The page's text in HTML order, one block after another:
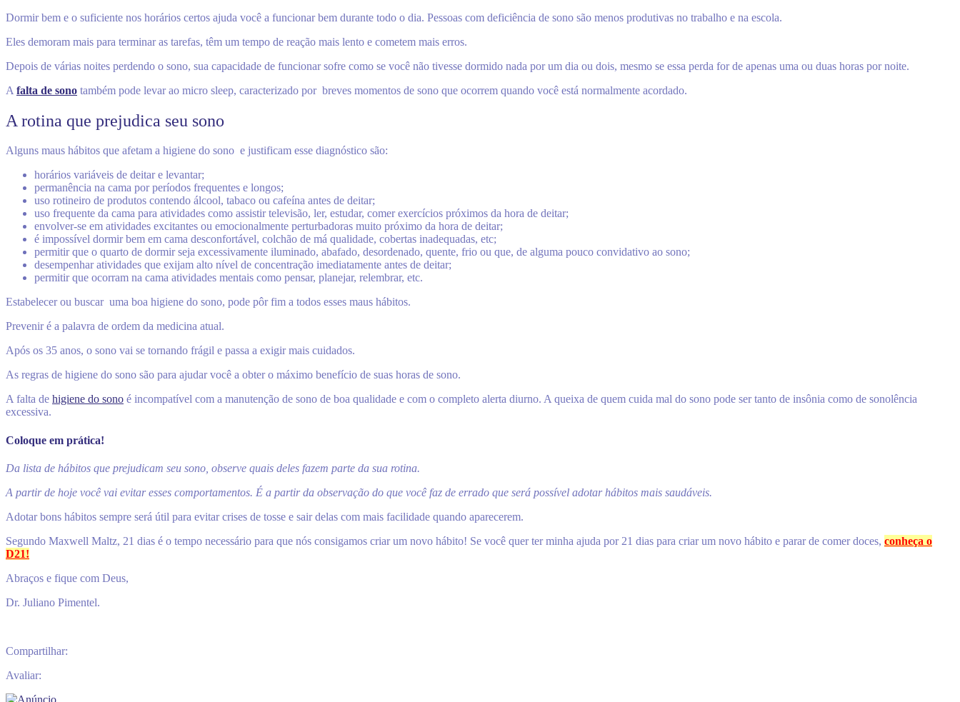
Dormir bem e o suficiente nos horários certos ajuda você a funcionar bem durante todo o dia. Pessoas com deficiência de sono são menos produtivas no trabalho e na escola.
Eles demoram mais para terminar as tarefas, têm um tempo de reação mais lento e cometem mais erros.
Depois de várias noites perdendo o sono, sua capacidade de funcionar sofre como se você não tivesse dormido nada por um dia ou dois, mesmo se essa perda for de apenas uma ou duas horas por noite.
A falta de sono também pode levar ao micro sleep, caracterizado por breves momentos de sono que ocorrem quando você está normalmente acordado.
A rotina que prejudica seu sono
Alguns maus hábitos que afetam a higiene do sono e justificam esse diagnóstico são:
horários variáveis de deitar e levantar;
permanência na cama por períodos frequentes e longos;
uso rotineiro de produtos contendo álcool, tabaco ou cafeína antes de deitar;
uso frequente da cama para atividades como assistir televisão, ler, estudar, comer exercícios próximos da hora de deitar;
envolver-se em atividades excitantes ou emocionalmente perturbadoras muito próximo da hora de deitar;
é impossível dormir bem em cama desconfortável, colchão de má qualidade, cobertas inadequadas, etc;
permitir que o quarto de dormir seja excessivamente iluminado, abafado, desordenado, quente, frio ou que, de alguma pouco convidativo ao sono;
desempenhar atividades que exijam alto nível de concentração imediatamente antes de deitar;
permitir que ocorram na cama atividades mentais como pensar, planejar, relembrar, etc.
Estabelecer ou buscar uma boa higiene do sono, pode pôr fim a todos esses maus hábitos.
Prevenir é a palavra de ordem da medicina atual.
Após os 35 anos, o sono vai se tornando frágil e passa a exigir mais cuidados.
As regras de higiene do sono são para ajudar você a obter o máximo benefício de suas horas de sono.
A falta de higiene do sono é incompatível com a manutenção de sono de boa qualidade e com o completo alerta diurno. A queixa de quem cuida mal do sono pode ser tanto de insônia como de sonolência
excessiva.
Coloque em prática!
Da lista de hábitos que prejudicam seu sono, observe quais deles fazem parte da sua rotina.
A partir de hoje você vai evitar esses comportamentos. É a partir da observação do que você faz de errado que será possível adotar hábitos mais saudáveis.
Adotar bons hábitos sempre será útil para evitar crises de tosse e sair delas com mais facilidade quando aparecerem.
Segundo Maxwell Maltz, 21 dias é o tempo necessário para que nós consigamos criar um novo hábito! Se você quer ter minha ajuda por 21 dias para criar um novo hábito e parar de comer doces, conheça o
D21!
Abraços e fique com Deus,
Dr. Juliano Pimentel.
Compartilhar:
Avaliar: